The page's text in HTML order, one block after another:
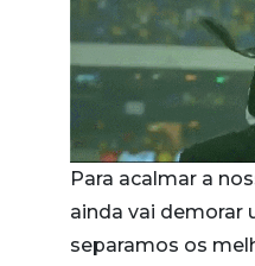
Para acalmar a
ainda vai demorar
separamos os